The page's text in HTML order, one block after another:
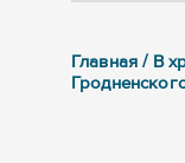
Главная / В